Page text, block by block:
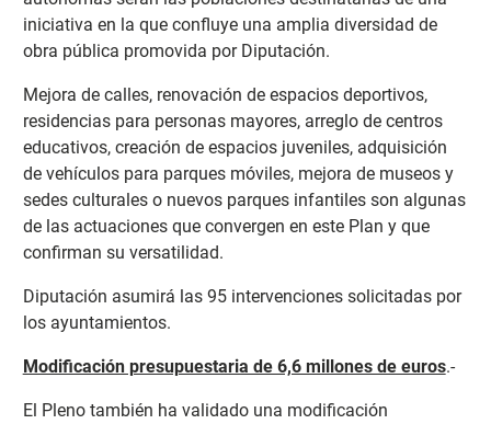
iniciativa en la que confluye una amplia diversidad de
obra pública promovida por Diputación.
Mejora de calles, renovación de espacios deportivos,
residencias para personas mayores, arreglo de centros
educativos, creación de espacios juveniles, adquisición
de vehículos para parques móviles, mejora de museos y
sedes culturales o nuevos parques infantiles son algunas
de las actuaciones que convergen en este Plan y que
confirman su versatilidad.
Diputación asumirá las 95 intervenciones solicitadas por
los ayuntamientos.
Modificación presupuestaria de 6,6 millones de euros.-
El Pleno también ha validado una modificación